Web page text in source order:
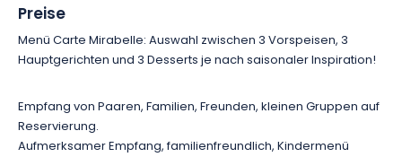
Preise
Menü Carte Mirabelle: Auswahl zwischen 3 Vorspeisen, 3
Hauptgerichten und 3 Desserts je nach saisonaler Inspiration!
Empfang von Paaren, Familien, Freunden, kleinen Gruppen auf
Reservierung.
Aufmerksamer Empfang, familienfreundlich, Kindermenü